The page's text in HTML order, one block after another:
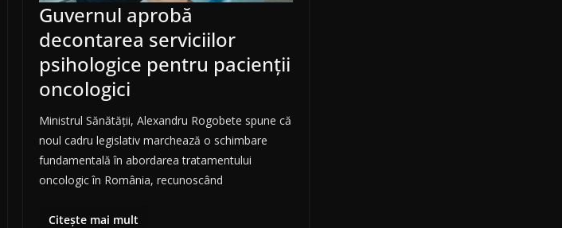
Guvernul aprobă
decontarea serviciilor
psihologice pentru pacienții
oncologici
Ministrul Sănătății, Alexandru Rogobete spune că
noul cadru legislativ marchează o schimbare
fundamentală în abordarea tratamentului
oncologic în România, recunoscând
Citește mai mult